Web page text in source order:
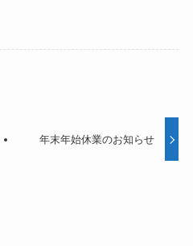
年末年始休業のお知らせ